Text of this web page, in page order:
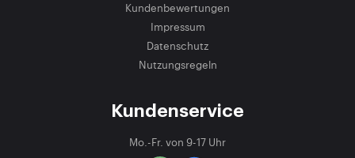
Kundenbewertungen
Impressum
Datenschutz
Nutzungsregeln
Kundenservice
Mo.-Fr. von 9-17 Uhr